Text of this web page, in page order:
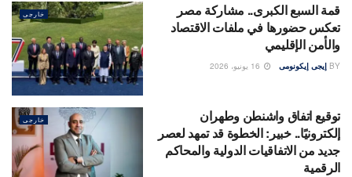
خارجى
قمة السبع الكبرى.. مشاركة مصر
تعكس حضورها في ملفات الاقتصاد
والأمن الإقليمي
BY إيجى إيكونومى
خارجى
توقيع اتفاق واشنطن وطهران
إلكترونيًا.. خبير: الخطوة قد تمهد لعصر
جديد من الاتفاقيات الدولية والمحاكم
الرقمية